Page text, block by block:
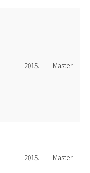
2015. Master
2015. Master